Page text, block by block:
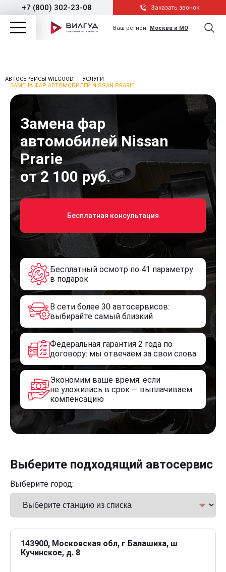
+7 (800) 302-23-08 Заказать звонок
Ваш регион: Москва и МО
АВТОСЕРВИСЫ WILGOOD
УСЛУГИ
ЗАМЕНА ФАР АВТОМОБИЛЕЙ NISSAN PRARIE
Замена фар
автомобилей Nissan
Prarie
от 2 100 руб.
Бесплатная консультация
Бесплатный осмотр по 41 параметру
в подарок
В сети более 30 автосервисов:
выбирайте самый близкий
Федеральная гарантия 2 года по
договору: мы отвечаем за свои слова
Экономим ваше время: если
не уложились в срок — выплачиваем
компенсацию
Выберите подходящий автосервис
Выберите город:
143900, Московская обл, г Балашиха, ш
Кучинское, д. 8